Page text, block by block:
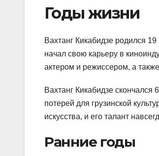
Годы жизни
Вахтанг Кикабидзе родился
начал свою карьеру в
актером и режиссером, а
Вахтанг Кикабидзе скончался
потерей для грузинской
искусства, и его талант
Ранние годы